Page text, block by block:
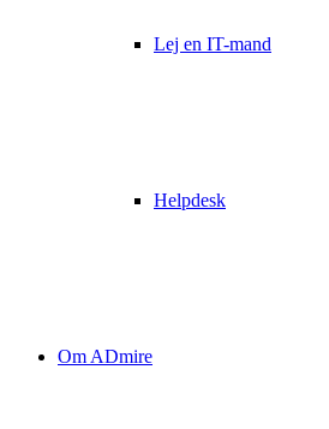
Lej en IT-mand
Helpdesk
Om ADmire